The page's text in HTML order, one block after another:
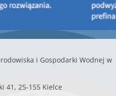
i Gospodarki Wodnej w
41, 25-155 Kielce